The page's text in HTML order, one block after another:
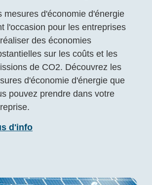
mesures d'économie d'énergie
l'occasion pour les entreprises
des économies
sur les coûts et les
de CO2. Découvrez les
d'économie d'énergie que
pouvez prendre dans votre
d'info